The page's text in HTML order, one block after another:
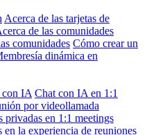
Acerca de las tarjetas de
de las comunidades
comunidades Cómo crear un
dinámica en
con IA Chat con IA en 1:1
por videollamada
privadas en 1:1 meetings
la experiencia de reuniones